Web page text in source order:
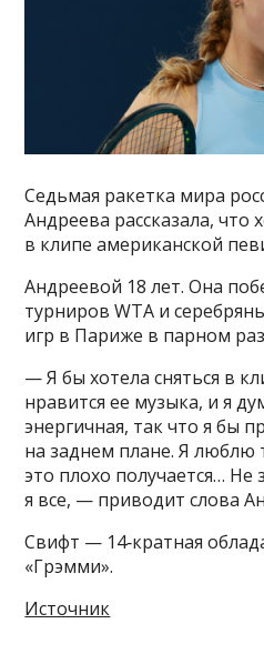
Седьмая ракетка мира
Андреева рассказала, что
в клипе американской
Андреевой 18 лет. Она
турниров WTA и
игр в Париже в парном
— Я бы хотела сняться в
нравится ее музыка, и я
энергичная, так что я бы
на заднем плане. Я люблю
это плохо получается… Не
я все, — приводит слова
Свифт — 14‑кратная
«Грэмми».
Источник